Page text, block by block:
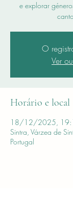
e explorar
O
Ver
Horário e local
18/12/2025,
Sintra, Várzea de
Portugal